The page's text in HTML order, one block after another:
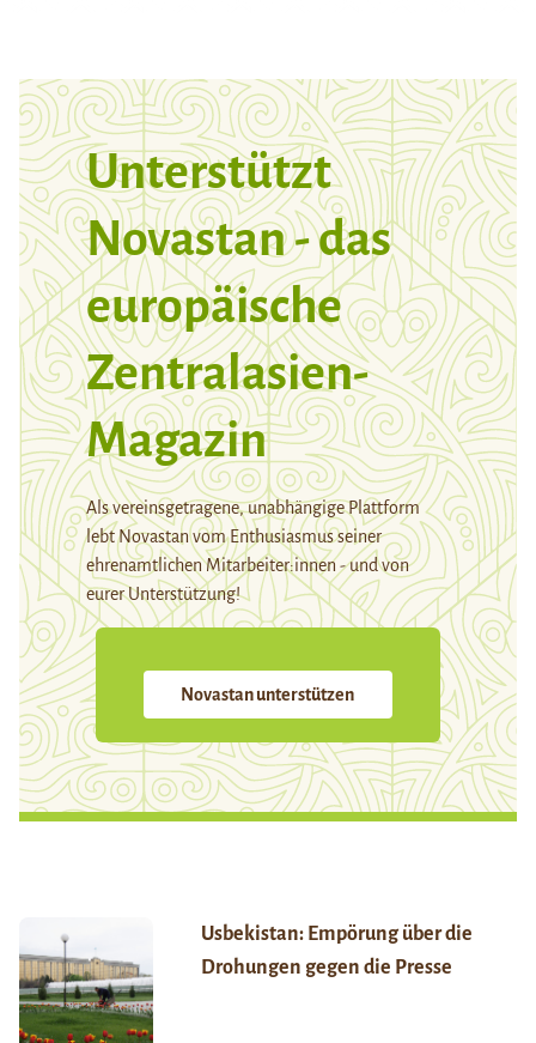
Unterstützt
Novastan - das
europäische
Zentralasien-
Magazin
Als vereinsgetragene, unabhängige Plattform
lebt Novastan vom Enthusiasmus seiner
ehrenamtlichen Mitarbeiter:innen - und von
eurer Unterstützung!
Novastan unterstützen
Usbekistan: Empörung über die
Drohungen gegen die Presse